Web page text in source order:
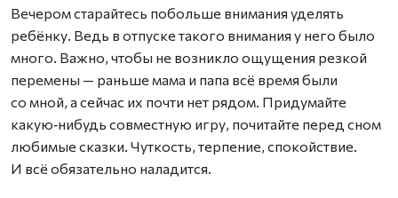
Вечером старайтесь побольше внимания уделять
ребёнку. Ведь в отпуске такого внимания у него было
много. Важно, чтобы не возникло ощущения резкой
перемены — раньше мама и папа всё время были
со мной, а сейчас их почти нет рядом. Придумайте
какую‑нибудь совместную игру, почитайте перед сном
любимые сказки. Чуткость, терпение, спокойствие.
И всё обязательно наладится.